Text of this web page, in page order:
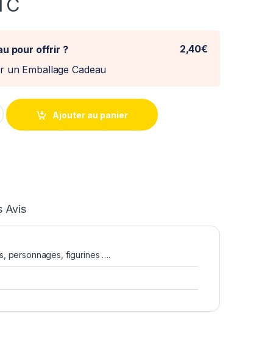
pour offrir ?
un Emballage Cadeau
2,40€
Ajouter au panier
Avis
personnages, figurines ….